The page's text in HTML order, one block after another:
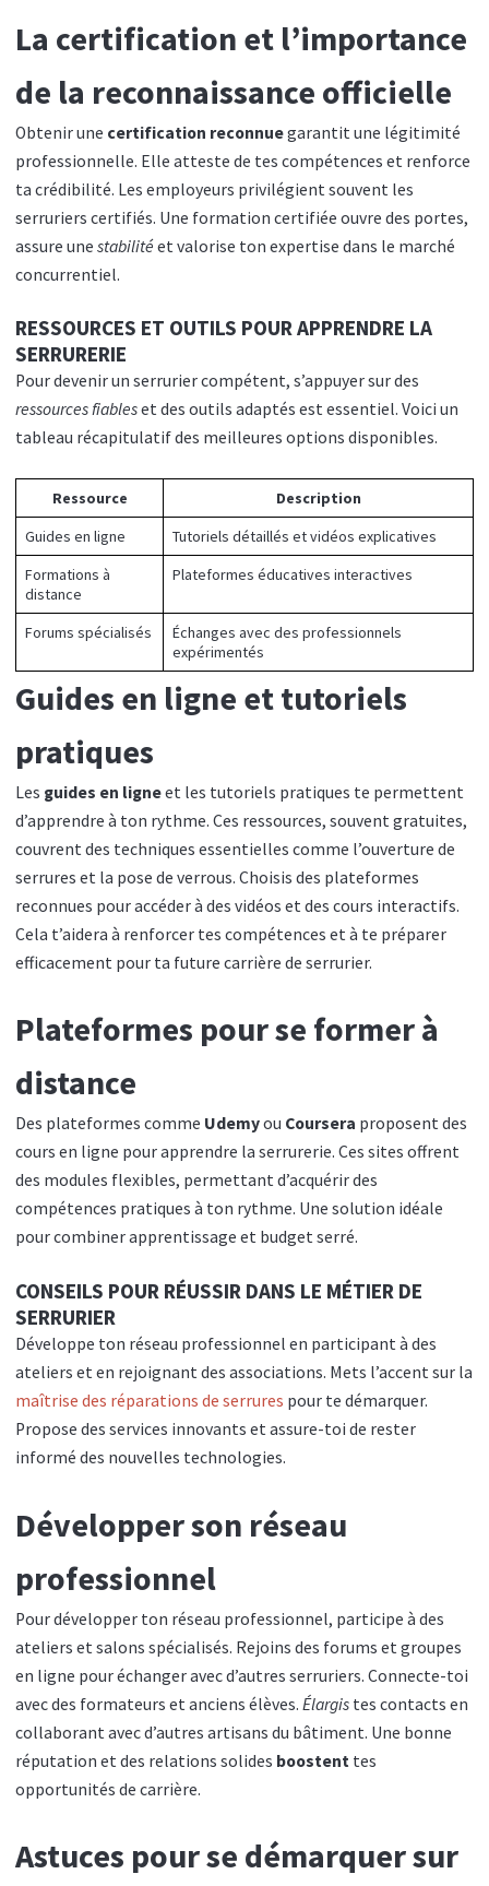
La certification et l’importance
de la reconnaissance officielle
Obtenir une certification reconnuegarantit une légitimité
professionnelle. Elle atteste de tes compétences et renforce
ta crédibilité. Les employeurs privilégient souvent les
serruriers certifiés. Une formation certifiée ouvre des portes,
assure une stabilitéet valorise ton expertise dans le marché
concurrentiel.
RESSOURCES ET OUTILS POUR APPRENDRE LA
SERRURERIE
Pour devenir un serrurier compétent, s’appuyer sur des
ressources fiableset des outils adaptés est essentiel. Voici un
tableau récapitulatif des meilleures options disponibles.
Ressource
Description
Guides en ligne
Tutoriels détaillés et vidéos explicatives
Formations à
distance
Plateformes éducatives interactives
Forums spécialisés
Échanges avec des professionnels
expérimentés
Guides en ligne et tutoriels
pratiques
Les guides en ligneet les tutoriels pratiques te permettent
d’apprendre à ton rythme. Ces ressources, souvent gratuites,
couvrent des techniques essentielles comme l’ouverture de
serrures et la pose de verrous. Choisis des plateformes
reconnues pour accéder à des vidéos et des cours interactifs.
Cela t’aidera à renforcer tes compétences et à te préparer
efficacement pour ta future carrière de serrurier.
Plateformes pour se former à
distance
Des plateformes comme Udemyou Coursera proposent des
cours en ligne pour apprendre la serrurerie. Ces sites offrent
des modules flexibles, permettant d’acquérir des
compétences pratiques à ton rythme. Une solution idéale
pour combiner apprentissage et budget serré.
CONSEILS POUR RÉUSSIR DANS LE MÉTIER DE
SERRURIER
Développe ton réseau professionnel en participant à des
ateliers et en rejoignant des associations. Mets l’accent sur la
maîtrise des réparations de serrures pour te démarquer.
Propose des services innovants et assure-toi de rester
informé des nouvelles technologies.
Développer son réseau
professionnel
Pour développer ton réseau professionnel, participe à des
ateliers et salons spécialisés. Rejoins des forums et groupes
en ligne pour échanger avec d’autres serruriers. Connecte-toi
avec des formateurs et anciens élèves. Élargis tes contacts en
collaborant avec d’autres artisans du bâtiment. Une bonne
réputation et des relations solides boostent tes
opportunités de carrière.
Astuces pour se démarquer sur